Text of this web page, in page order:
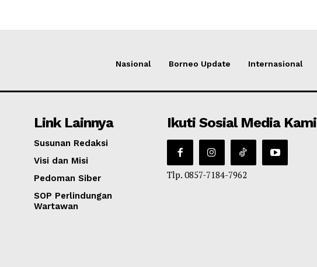
Nasional Borneo Update Internasional
Link Lainnya
Susunan Redaksi
Visi dan Misi
Pedoman Siber
SOP Perlindungan
Wartawan
Ikuti Sosial Media Kami
Tlp. 0857-7184-7962